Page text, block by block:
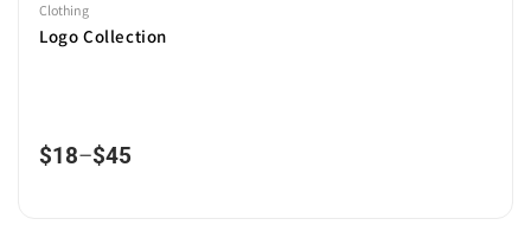
Clothing
Logo Collection
$18–$45